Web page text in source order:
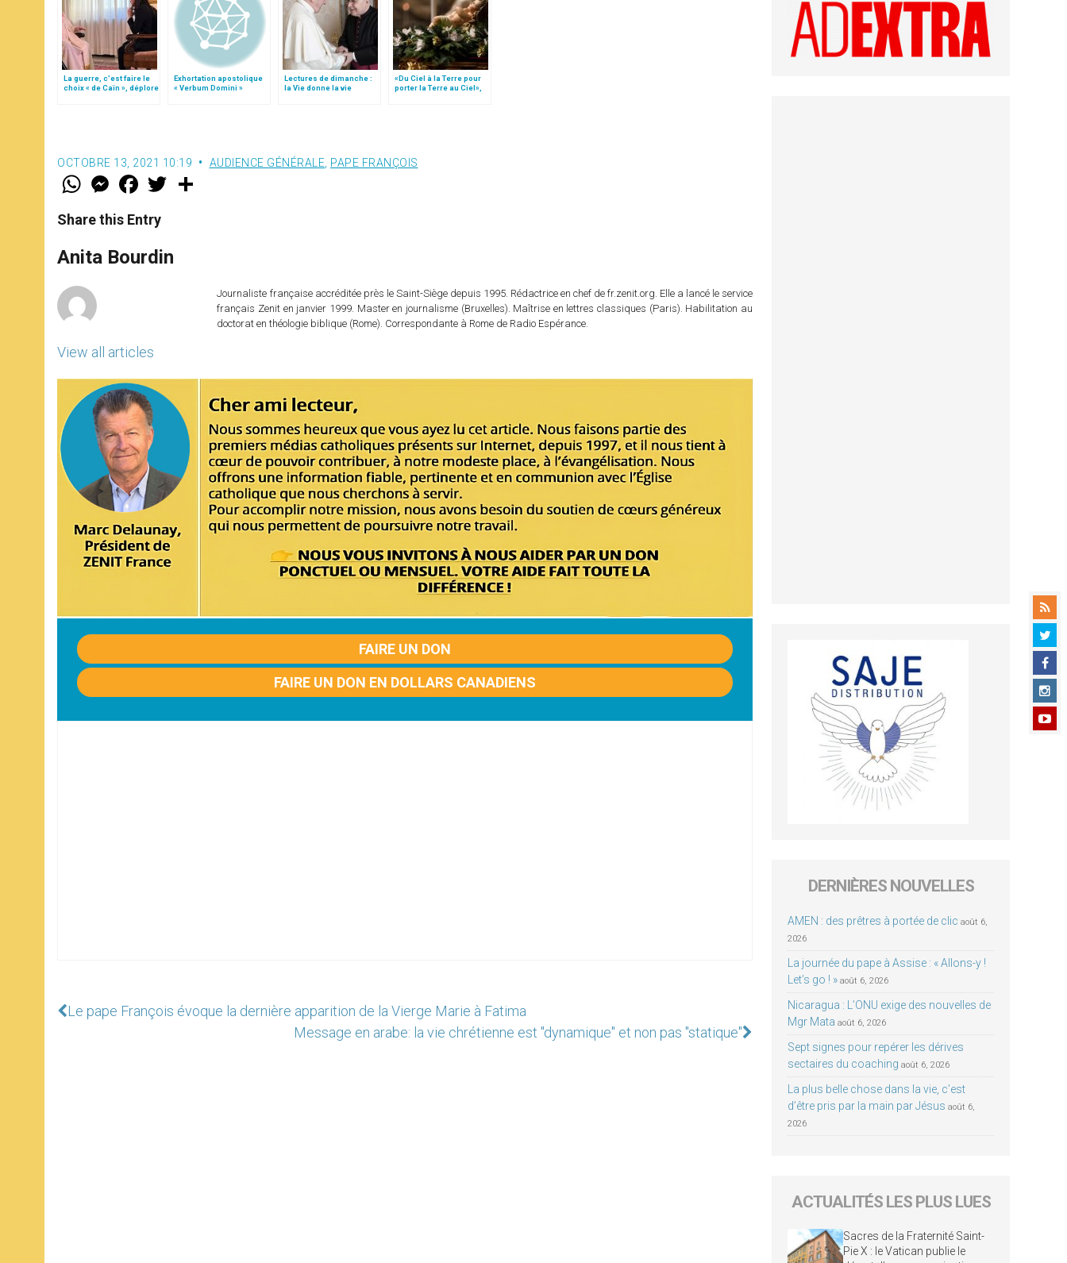
La guerre, c’est faire le
choix « de Caïn », déplore
Exhortation apostolique
« Verbum Domini »
Lectures de dimanche :
la Vie donne la vie
«Du Ciel à la Terre pour
porter la Terre au Ciel»,
OCTOBRE 13, 2021 10:19 AUDIENCE GÉNÉRALE, PAPE FRANÇOIS
W
t
s
p
p
M
e
s
e
g
e
F
a
e
b
o
k
w
r
Share this Entry
Anita Bourdin
View all articles
Journaliste française accréditée près le Saint-Siège depuis 1995. Rédactrice en chef de fr.zenit.org. Elle a lancé le service
français Zenit en janvier 1999. Master en journalisme (Bruxelles). Maîtrise en lettres classiques (Paris). Habilitation au
doctorat en théologie biblique (Rome). Correspondante à Rome de Radio Espérance.
FAIRE UN DON
FAIRE UN DON EN DOLLARS CANADIENS
Le pape François évoque la dernière apparition de la Vierge Marie à Fatima
Message en arabe: la vie chrétienne est "dynamique" et non pas "statique"
DERNIÈRES NOUVELLES
AMEN : des prêtres à portée de clic août 6,
2026
La journée du pape à Assise : « Allons-y !
Let’s go ! » août 6, 2026
Nicaragua : L’ONU exige des nouvelles de
Mgr Mata août 6, 2026
Sept signes pour repérer les dérives
sectaires du coaching août 6, 2026
La plus belle chose dans la vie, c’est
d’être pris par la main par Jésus août 6,
2026
ACTUALITÉS LES PLUS LUES
Sacres de la Fraternité Saint-
Pie X : le Vatican publie le